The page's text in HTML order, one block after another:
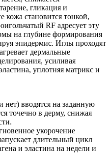
гликация и
кожа становится тонкой,
RF адресует эту
на глубине формирования
эпидермис. Иглы проходят
дермальные
усиливая
уплотняя матрикс и
вводятся на заданную
точечно в дерму, снижая
укорочение
длительный цикл
и эластина на недели и